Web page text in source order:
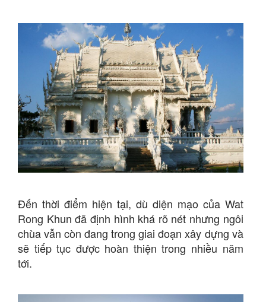
Đến thời điểm hiện tại, dù diện mạo của Wat
Rong Khun đã định hình khá rõ nét nhưng ngôi
chùa vẫn còn đang trong giai đoạn xây dựng và
sẽ tiếp tục được hoàn thiện trong nhiều năm
tới.